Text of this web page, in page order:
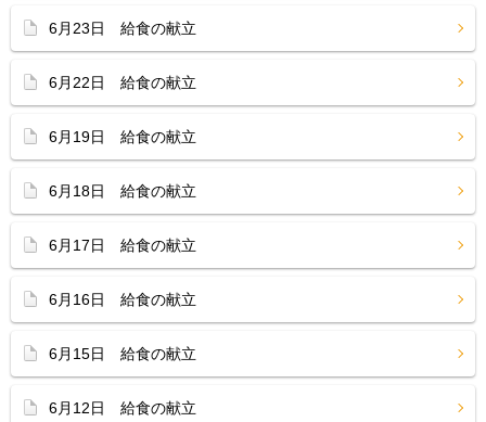
6月23日 給食の献立
6月22日 給食の献立
6月19日 給食の献立
6月18日 給食の献立
6月17日 給食の献立
6月16日 給食の献立
6月15日 給食の献立
6月12日 給食の献立